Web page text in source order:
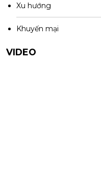
Xu hướng
Khuyến mại
VIDEO